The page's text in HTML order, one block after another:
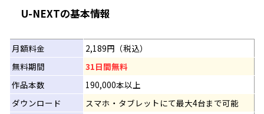
U-NEXTの基本情報
月額料金
2,189円（税込）
無料期間
31日間無料
作品本数
190,000本以上
ダウンロード
スマホ・タブレットにて最大4台まで可能